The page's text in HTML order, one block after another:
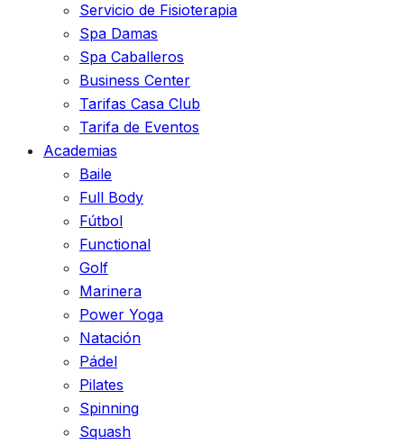
Servicio de Fisioterapia
Spa Damas
Spa Caballeros
Business Center
Tarifas Casa Club
Tarifa de Eventos
Academias
Baile
Full Body
Fútbol
Functional
Golf
Marinera
Power Yoga
Natación
Pádel
Pilates
Spinning
Squash